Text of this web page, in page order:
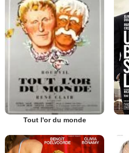
Tout l'or du monde